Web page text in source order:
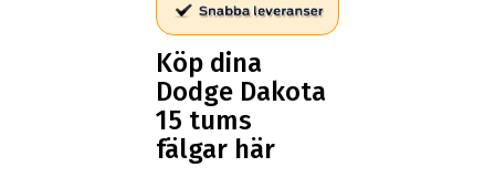
Köp dina
Dodge Dakota
15 tums
fälgar här